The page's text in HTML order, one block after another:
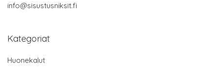
info@sisustusniksit.fi
Kategoriat
Huonekalut